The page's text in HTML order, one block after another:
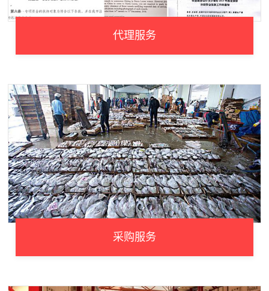
代理服务
采购服务